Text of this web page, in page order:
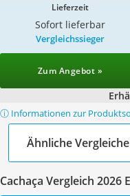
Lieferzeit
Sofort lieferbar
Vergleichssieger
Zum Angebot »
ⓘ Informationen zur
Ähnliche
Cachaça Vergleich 2026